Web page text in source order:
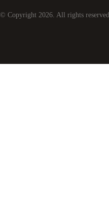
© Copyright 2026 . All rights reserved.